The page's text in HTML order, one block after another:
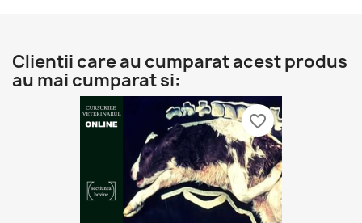
Clientii care au cumparat acest produs
au mai cumparat si:
favorite_border